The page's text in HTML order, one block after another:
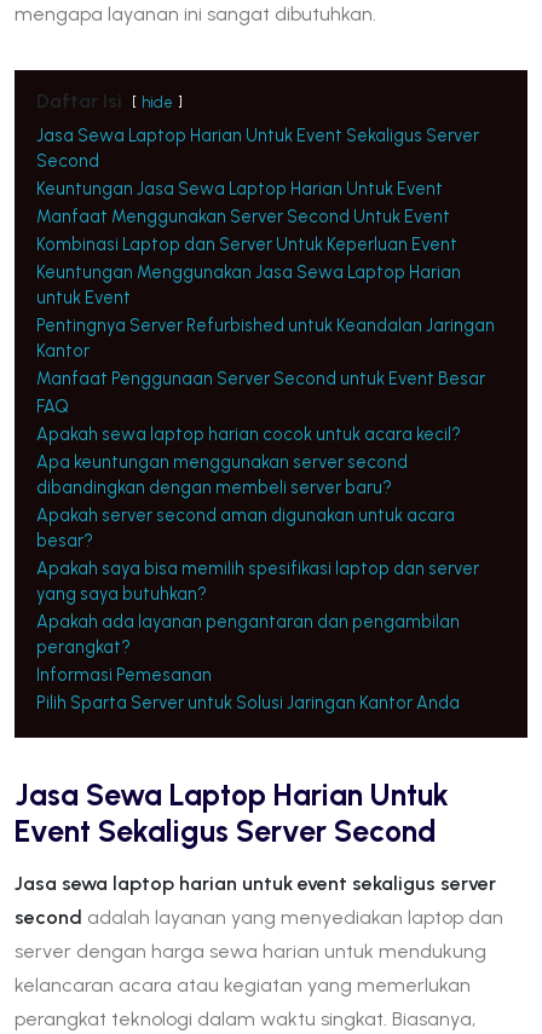
mengapa layanan ini sangat dibutuhkan.
Daftar Isi hide
Jasa Sewa Laptop Harian Untuk Event Sekaligus Server
Second
Keuntungan Jasa Sewa Laptop Harian Untuk Event
Manfaat Menggunakan Server Second Untuk Event
Kombinasi Laptop dan Server Untuk Keperluan Event
Keuntungan Menggunakan Jasa Sewa Laptop Harian
untuk Event
Pentingnya Server Refurbished untuk Keandalan Jaringan
Kantor
Manfaat Penggunaan Server Second untuk Event Besar
FAQ
Apakah sewa laptop harian cocok untuk acara kecil?
Apa keuntungan menggunakan server second
dibandingkan dengan membeli server baru?
Apakah server second aman digunakan untuk acara
besar?
Apakah saya bisa memilih spesifikasi laptop dan server
yang saya butuhkan?
Apakah ada layanan pengantaran dan pengambilan
perangkat?
Informasi Pemesanan
Pilih Sparta Server untuk Solusi Jaringan Kantor Anda
Jasa Sewa Laptop Harian Untuk
Event Sekaligus Server Second
Jasa sewa laptop harian untuk event sekaligus server
second adalah layanan yang menyediakan laptop dan
server dengan harga sewa harian untuk mendukung
kelancaran acara atau kegiatan yang memerlukan
perangkat teknologi dalam waktu singkat. Biasanya,